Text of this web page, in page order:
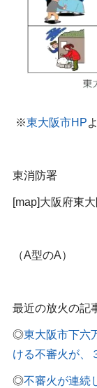
※東大阪市HP
東消防署
[map]大阪府東
（A型のA）
最近の放火の記
◎東大阪市下六
ける不審火が、
◎不審火が連続